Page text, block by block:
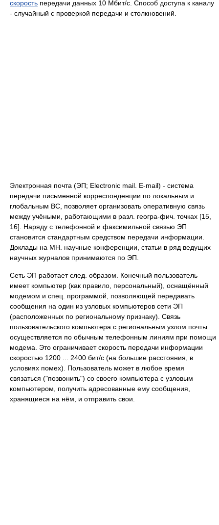
скорость передачи данных 10 Мбит/с. Способ доступа к каналу
- случайный с проверкой передачи и столкновений.
Электронная почта (ЭП; Electronic mail. E-mail) - система
передачи письменной корреспонденции по локальным и
глобальным BC, позволяет организовать оперативную связь
между учёными, работающими в разл. геогра-фич. точках [15,
16]. Наряду с телефонной и факсимильной связью ЭП
становится стандартным средством передачи информации.
Доклады на MH. научные конференции, статьи в ряд ведущих
научных журналов принимаются по ЭП.
Сеть ЭП работает след. образом. Конечный пользователь
имеет компьютер (как правило, персональный), оснащённый
модемом и спец. программой, позволяющей передавать
сообщения на один из узловых компьютеров сети ЭП
(расположенных по региональному признаку). Связь
пользовательского компьютера с региональным узлом почты
осуществляется по обычным телефонным линиям при помощи
модема. Это ограничивает скорость передачи информации
скоростью 1200 ... 2400 бит/с (на большие расстояния, в
условиях помех). Пользователь может в любое время
связаться ("позвонить") со своего компьютера с узловым
компьютером, получить адресованные ему сообщения,
хранящиеся на нём, и отправить свои.